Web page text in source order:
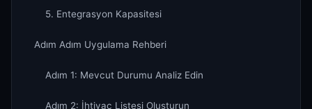
5. Entegrasyon Kapasitesi
Adım Adım Uygulama Rehberi
Adım 1: Mevcut Durumu Analiz Edin
Adım 2: İhtiyaç Listesi Oluşturun